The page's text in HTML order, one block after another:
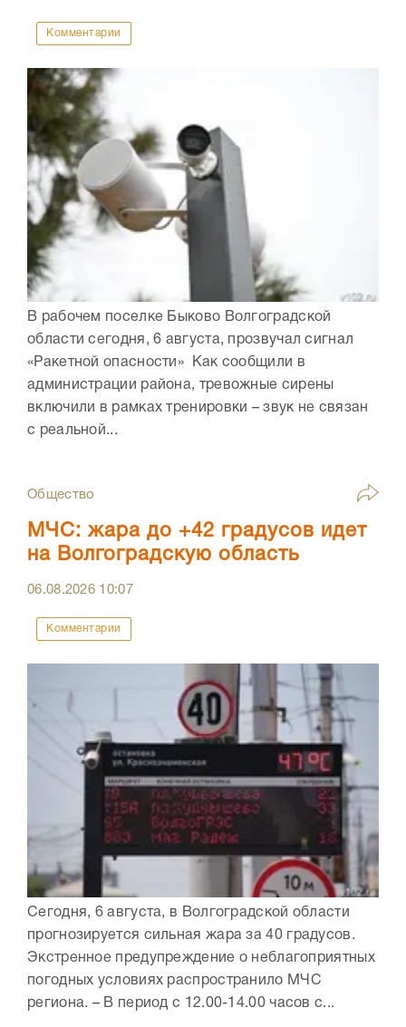
Комментарии
В рабочем поселке Быково Волгоградской
области сегодня, 6 августа, прозвучал сигнал
«Ракетной опасности» Как сообщили в
администрации района, тревожные сирены
включили в рамках тренировки – звук не связан
с реальной...
Общество
МЧС: жара до +42 градусов идет
на Волгоградскую область
06.08.2026 10:07
Комментарии
Сегодня, 6 августа, в Волгоградской области
прогнозируется сильная жара за 40 градусов.
Экстренное предупреждение о неблагоприятных
погодных условиях распространило МЧС
региона. – В период с 12.00-14.00 часов с...